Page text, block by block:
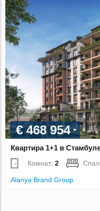
€ 468 954
Квартира 1+1 в
Комнат:2
Alanya Brand Group